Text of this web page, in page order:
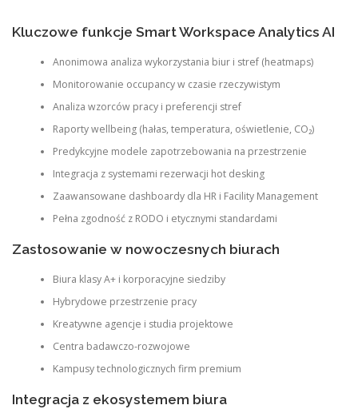
Kluczowe funkcje Smart Workspace Analytics AI
Anonimowa analiza wykorzystania biur i stref (heatmaps)
Monitorowanie occupancy w czasie rzeczywistym
Analiza wzorców pracy i preferencji stref
Raporty wellbeing (hałas, temperatura, oświetlenie, CO₂)
Predykcyjne modele zapotrzebowania na przestrzenie
Integracja z systemami rezerwacji hot desking
Zaawansowane dashboardy dla HR i Facility Management
Pełna zgodność z RODO i etycznymi standardami
Zastosowanie w nowoczesnych biurach
Biura klasy A+ i korporacyjne siedziby
Hybrydowe przestrzenie pracy
Kreatywne agencje i studia projektowe
Centra badawczo-rozwojowe
Kampusy technologicznych firm premium
Integracja z ekosystemem biura